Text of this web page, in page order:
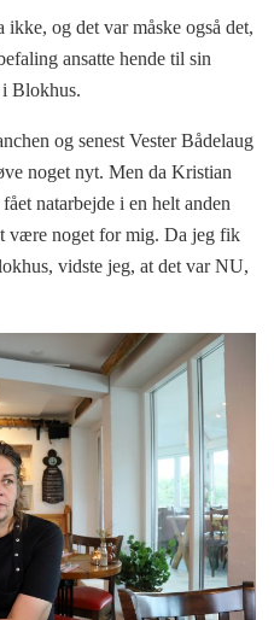
og det var måske også det,
ansatte hende til sin
i Blokhus.
og senest Vester Bådelaug
noget nyt. Men da Kristian
natarbejde i en helt anden
være noget for mig. Da jeg fik
vidste jeg, at det var NU,